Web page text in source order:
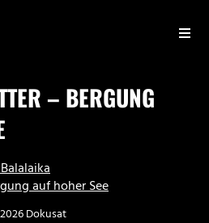
– BERGUNG
auf hoher See
Dokusat